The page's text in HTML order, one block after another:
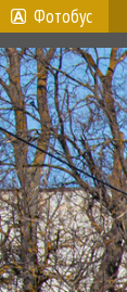
Фотобус